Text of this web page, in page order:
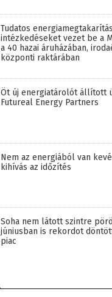
Tudatos
intézkedéseket vezet be a
a 40 hazai áruházában,
központi raktárában
Öt új energiatárolót állított
Futureal Energy Partners
Nem az energiából van
kihívás az időzítés
Soha nem látott szintre
júniusban is rekordot
piac